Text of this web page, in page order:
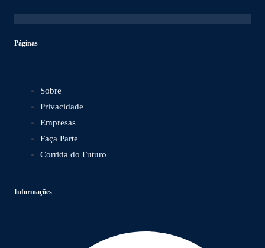
Páginas
Sobre
Privacidade
Empresas
Faça Parte
Corrida do Futuro
Informações